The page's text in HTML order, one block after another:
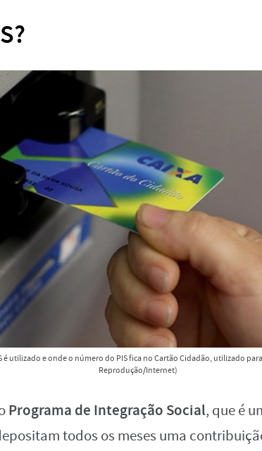
é utilizado e onde o número do PIS fica no Cartão Cidadão, utilizado
Reprodução/Internet)
Programa de Integração Social, que é
todos os meses uma